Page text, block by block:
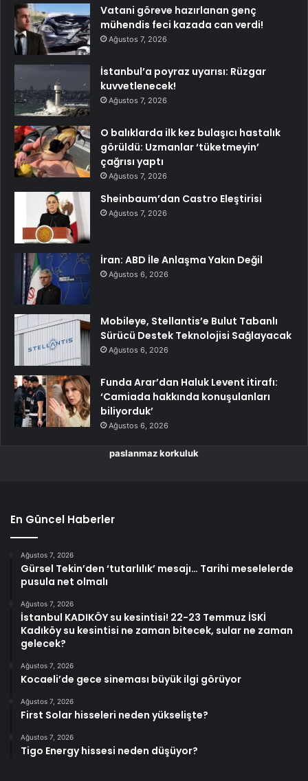
Vatani göreve hazırlanan genç
mühendis feci kazada can verdi!
Ağustos 7, 2026
İstanbul’a poyraz uyarısı: Rüzgar
kuvvetlenecek!
Ağustos 7, 2026
O balıklarda ilk kez bulaşıcı hastalık
görüldü: Uzmanlar ‘tüketmeyin’
çağrısı yaptı
Ağustos 7, 2026
Sheinbaum’dan Castro Eleştirisi
Ağustos 7, 2026
İran: ABD İle Anlaşma Yakın Değil
Ağustos 6, 2026
Mobileye, Stellantis’e Bulut Tabanlı
Sürücü Destek Teknolojisi Sağlayacak
Ağustos 6, 2026
Funda Arar’dan Haluk Levent itirafı:
‘Camiada hakkında konuşulanları
biliyorduk’
Ağustos 6, 2026
paslanmaz korkuluk
En Güncel Haberler
Ağustos 7, 2026
Gürsel Tekin’den ‘tutarlılık’ mesajı… Tarihi meselelerde
pusula net olmalı
Ağustos 7, 2026
İstanbul KADIKÖY su kesintisi! 22-23 Temmuz İSKİ
Kadıköy su kesintisi ne zaman bitecek, sular ne zaman
gelecek?
Ağustos 7, 2026
Kocaeli’de gece sineması büyük ilgi görüyor
Ağustos 7, 2026
First Solar hisseleri neden yükselişte?
Ağustos 7, 2026
Tigo Energy hissesi neden düşüyor?